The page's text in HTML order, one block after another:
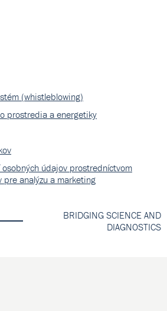
(whistleblowing)
prostredia a energetiky
údajov prostredníctvom
analýzu a marketing
BRIDGING SCIENCE AND
DIAGNOSTICS